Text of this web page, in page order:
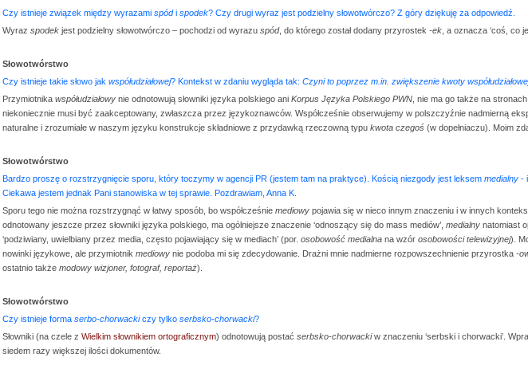
Czy istnieje związek między wyrazami spódi spodek? Czy drugi wyraz jest podzielny słowotwórczo? Z góry dziękuję za odpowiedź.
Wyraz spodek jest podzielny słowotwórczo – pochodzi od wyrazu spód, do którego został dodany przyrostek -ek , a oznacza ‘coś, co
Słowotwórstwo
Czy istnieje takie słowo jak współudziałowej? Kontekst w zdaniu wygląda tak: Czyni to poprzez m.in. zwiększenie kwoty
Przymiotnika współudziałowy nie odnotowują słowniki języka polskiego ani Korpus Języka Polskiego PWN , nie ma go także na
niekoniecznie musi być zaakceptowany, zwłaszcza przez językoznawców. Współcześnie obserwujemy w polszczyźnie nadmierną
naturalne i zrozumiałe w naszym języku konstrukcje składniowe z przydawką rzeczowną typu kwota czegoś (w dopełniaczu). Moim
Słowotwórstwo
Bardzo proszę o rozstrzygnięcie sporu, który toczymy w agencji PR (jestem tam na praktyce). Kością niezgody jest leksem medialny -
Ciekawa jestem jednak Pani stanowiska w tej sprawie. Pozdrawiam, Anna K.
Sporu tego nie można rozstrzygnąć w łatwy sposób, bo współcześnie mediowy pojawia się w nieco innym znaczeniu i w innych
odnotowany jeszcze przez słowniki języka polskiego, ma ogólniejsze znaczenie ‘odnoszący się do mass mediów’, medialny natomiast
‘podziwiany, uwielbiany przez media, często pojawiający się w mediach’ (por. osobowość medialna na wzór osobowości telewizyjnej).
nowinki językowe, ale przymiotnik mediowy nie podoba mi się zdecydowanie. Drażni mnie nadmierne rozpowszechnienie przyrostka -
ostatnio także modowy wizjoner, fotograf, reportaż).
Słowotwórstwo
Czy istnieje forma serbo-chorwackiczy tylko serbsko-chorwacki?
Słowniki (na czele z Wielkim słownikiem ortograficznym) odnotowują postać serbsko-chorwackiw znaczeniu ‘serbski i chorwacki’.
siedem razy większej ilości dokumentów.